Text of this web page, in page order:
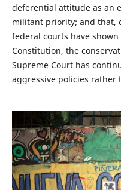
deferential attitude as an
militant priority; and that,
federal courts have
Constitution, the
Supreme Court has
aggressive policies rather